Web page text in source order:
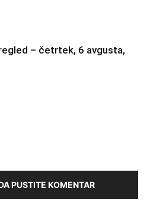
– četrtek, 6 avgusta,
PUSTITE KOMENTAR